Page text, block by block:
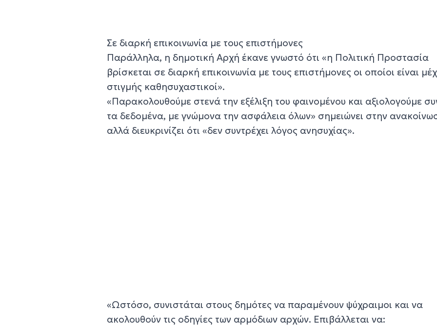
Σε διαρκή επικοινωνία με τους επιστήμονες
Παράλληλα, η δημοτική Αρχή έκανε γνωστό ότι «η Πολιτική Προστασία
βρίσκεται σε διαρκή επικοινωνία με τους επιστήμονες οι οποίοι είναι
στιγμής καθησυχαστικοί».
«Παρακολουθούμε στενά την εξέλιξη του φαινομένου και αξιολογούμε
τα δεδομένα, με γνώμονα την ασφάλεια όλων» σημειώνει στην
αλλά διευκρινίζει ότι «δεν συντρέχει λόγος ανησυχίας».
«Ωστόσο, συνιστάται στους δημότες να παραμένουν ψύχραιμοι και να
ακολουθούν τις οδηγίες των αρμόδιων αρχών. Επιβάλλεται να: